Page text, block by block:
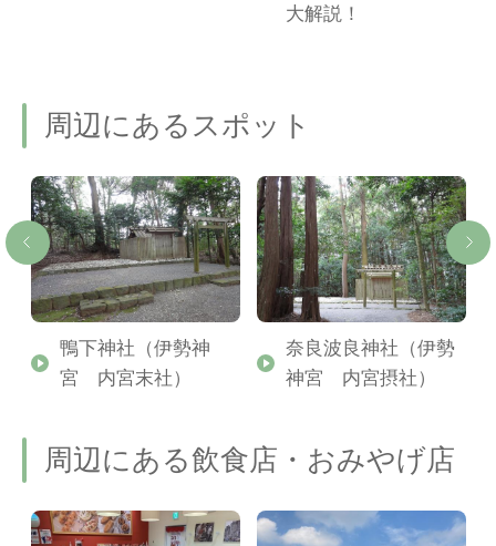
大解説！
周辺にあるスポット
鴨下神社（伊勢神
宮 内宮末社）
奈良波良神社（伊勢
神宮 内宮摂社）
周辺にある飲食店・おみやげ店